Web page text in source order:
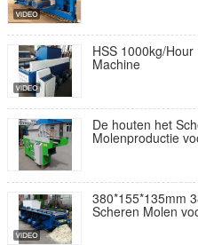
HSS 1000kg/
Machine
De houten het
Molenproductie
het
380*155*135mm
Scheren Molen